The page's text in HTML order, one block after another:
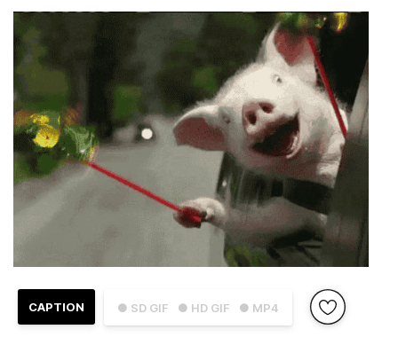
● SD GIF ● HD GIF ● MP4
CAPTION